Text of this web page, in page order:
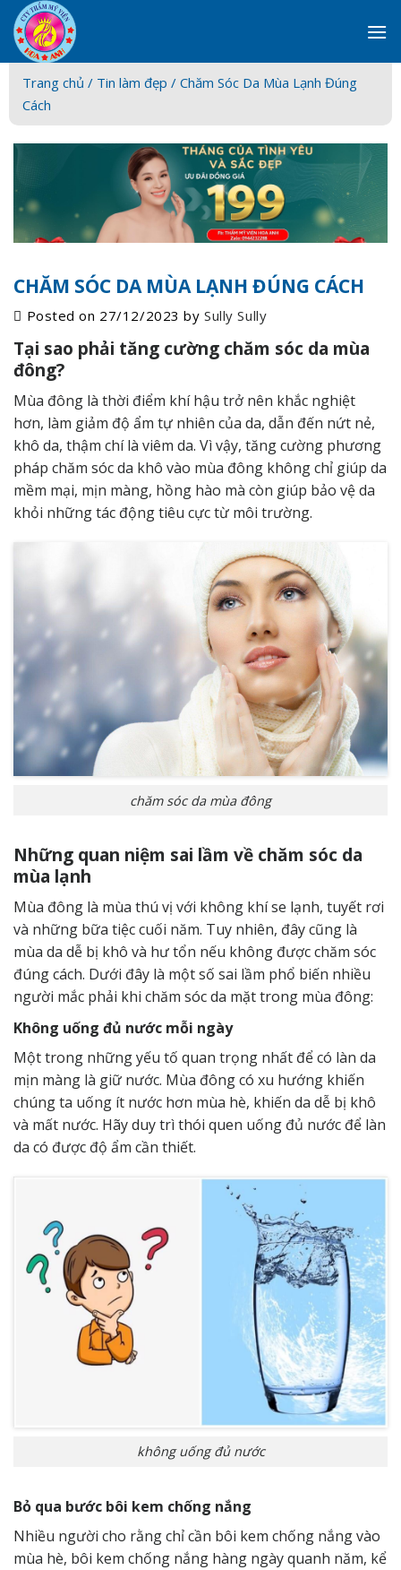
Skip
to
content
Trang chủ / Tin làm đẹp / Chăm Sóc Da Mùa Lạnh Đúng
Cách
CHĂM SÓC DA MÙA LẠNH ĐÚNG CÁCH
Posted on 27/12/2023 bySully Sully
Tại sao phải tăng cường chăm sóc da mùa
đông?
Mùa đông là thời điểm khí hậu trở nên khắc nghiệt
hơn, làm giảm độ ẩm tự nhiên của da, dẫn đến nứt nẻ,
khô da, thậm chí là viêm da. Vì vậy, tăng cường phương
pháp chăm sóc da khô vào mùa đông không chỉ giúp da
mềm mại, mịn màng, hồng hào mà còn giúp bảo vệ da
khỏi những tác động tiêu cực từ môi trường.
chăm sóc da mùa đông
Những quan niệm sai lầm về chăm sóc da
mùa lạnh
Mùa đông là mùa thú vị với không khí se lạnh, tuyết rơi
và những bữa tiệc cuối năm. Tuy nhiên, đây cũng là
mùa da dễ bị khô và hư tổn nếu không được chăm sóc
đúng cách. Dưới đây là một số sai lầm phổ biến nhiều
người mắc phải khi chăm sóc da mặt trong mùa đông:
Không uống đủ nước mỗi ngày
Một trong những yếu tố quan trọng nhất để có làn da
mịn màng là giữ nước. Mùa đông có xu hướng khiến
chúng ta uống ít nước hơn mùa hè, khiến da dễ bị khô
và mất nước. Hãy duy trì thói quen uống đủ nước để làn
da có được độ ẩm cần thiết.
không uống đủ nước
Bỏ qua bước bôi kem chống nắng
Nhiều người cho rằng chỉ cần bôi kem chống nắng vào
mùa hè, bôi kem chống nắng hàng ngày quanh năm, kể